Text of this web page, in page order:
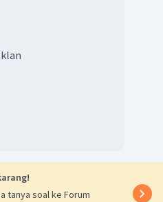
tanya soal ke Forum